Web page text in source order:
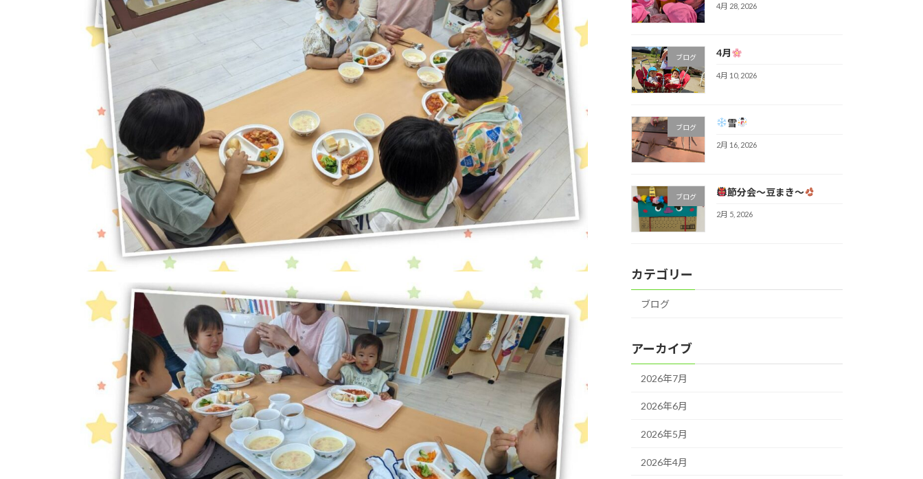
4月 28, 2026
ブログ 4月
4月 10, 2026
ブログ 雪
2月 16, 2026
ブログ 節分会～豆まき～
2月 5, 2026
カテゴリー
ブログ
アーカイブ
2026年7月
2026年6月
2026年5月
2026年4月